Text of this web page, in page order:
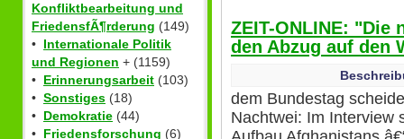
Konfliktbearbeitung und
FriedensfÃ¶rderung (149)
• Internationale Politik
und Regionen + (1159)
• Erinnerungsarbeit (103)
• Sonstiges (18)
• Demokratie (44)
• Friedensforschung (6)
ZEIT-ONLINE: "Die
den Abzug auf den
dem Bundestag
Nachtwei: Im Interview